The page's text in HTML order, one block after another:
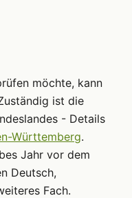
möchte, kann
ist die
- Details
Württemberg.
Jahr vor dem
Deutsch,
Fach.